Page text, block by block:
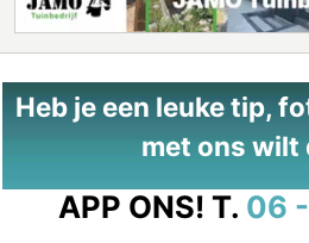
Heb je een leuke tip,
met ons wilt
APP ONS! T. 06